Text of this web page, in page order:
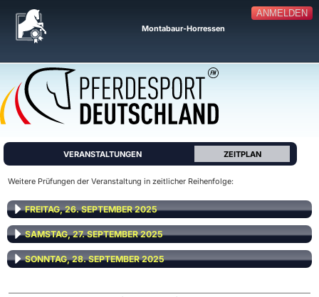
ANMELDEN
Montabaur-Horressen
VERANSTALTUNGEN ZEITPLAN
Weitere Prüfungen der Veranstaltung in zeitlicher Reihenfolge:
FREITAG, 26. SEPTEMBER 2025
SAMSTAG, 27. SEPTEMBER 2025
SONNTAG, 28. SEPTEMBER 2025